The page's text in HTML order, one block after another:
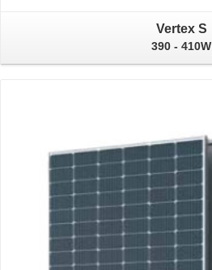
Vertex S
390 - 410W